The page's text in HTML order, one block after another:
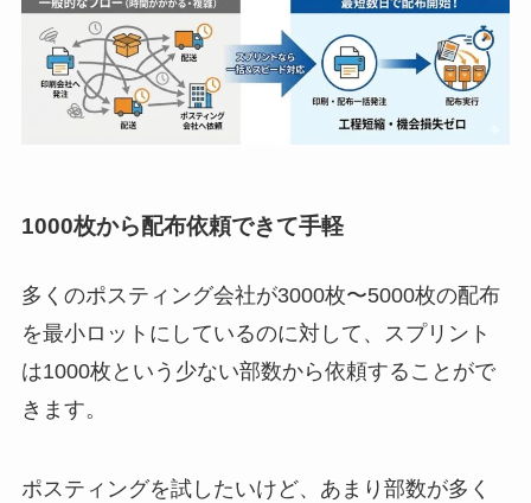
1000枚から配布依頼できて手軽
多くのポスティング会社が3000枚〜5000枚の配布
を最小ロットにしているのに対して、スプリント
は1000枚という少ない部数から依頼することがで
きます。
ポスティングを試したいけど、あまり部数が多く